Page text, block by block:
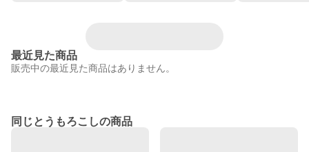
最近見た商品
販売中の最近見た商品はありません。
同じとうもろこしの商品